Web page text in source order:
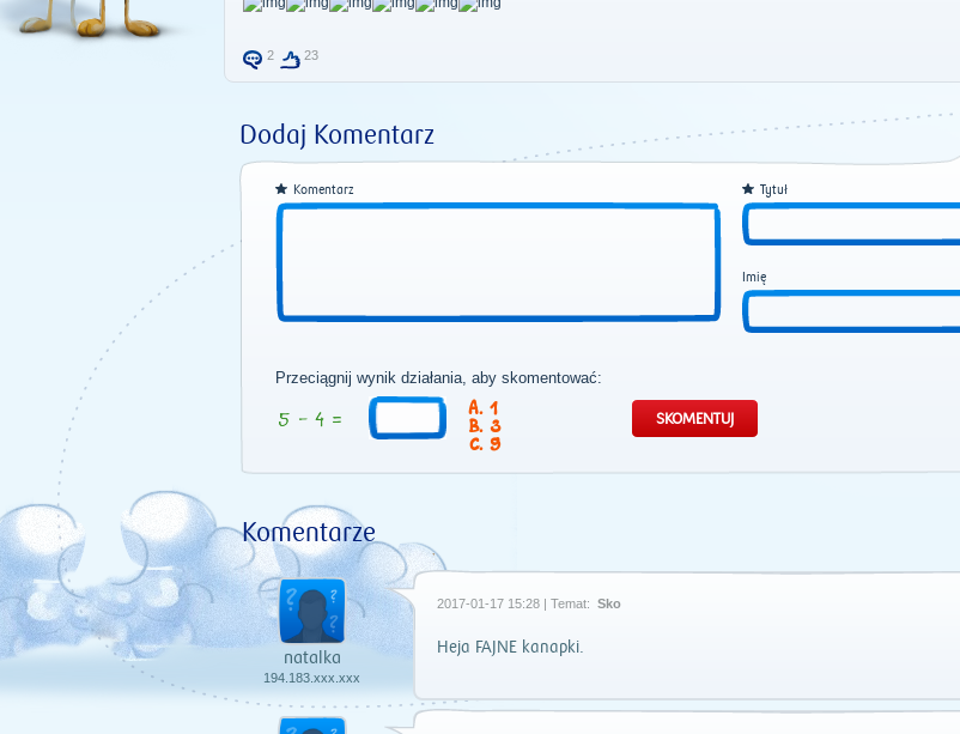
2 23
Dodaj Komentarz
Komentarz Tytuł
Imię
Przeciągnij wynik działania, aby skomentować:
1
3
9
Komentarze
natalka
194.183.xxx.xxx
2017-01-17 15:28 | Temat: Sko
Heja FAJNE kanapki.